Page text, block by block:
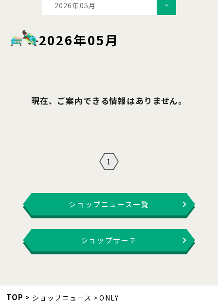
2026年05月
2026年05月
現在、ご案内できる情報はありません。
1
ショップニュース一覧
ショップサーチ
TOP ショップニュース ONLY